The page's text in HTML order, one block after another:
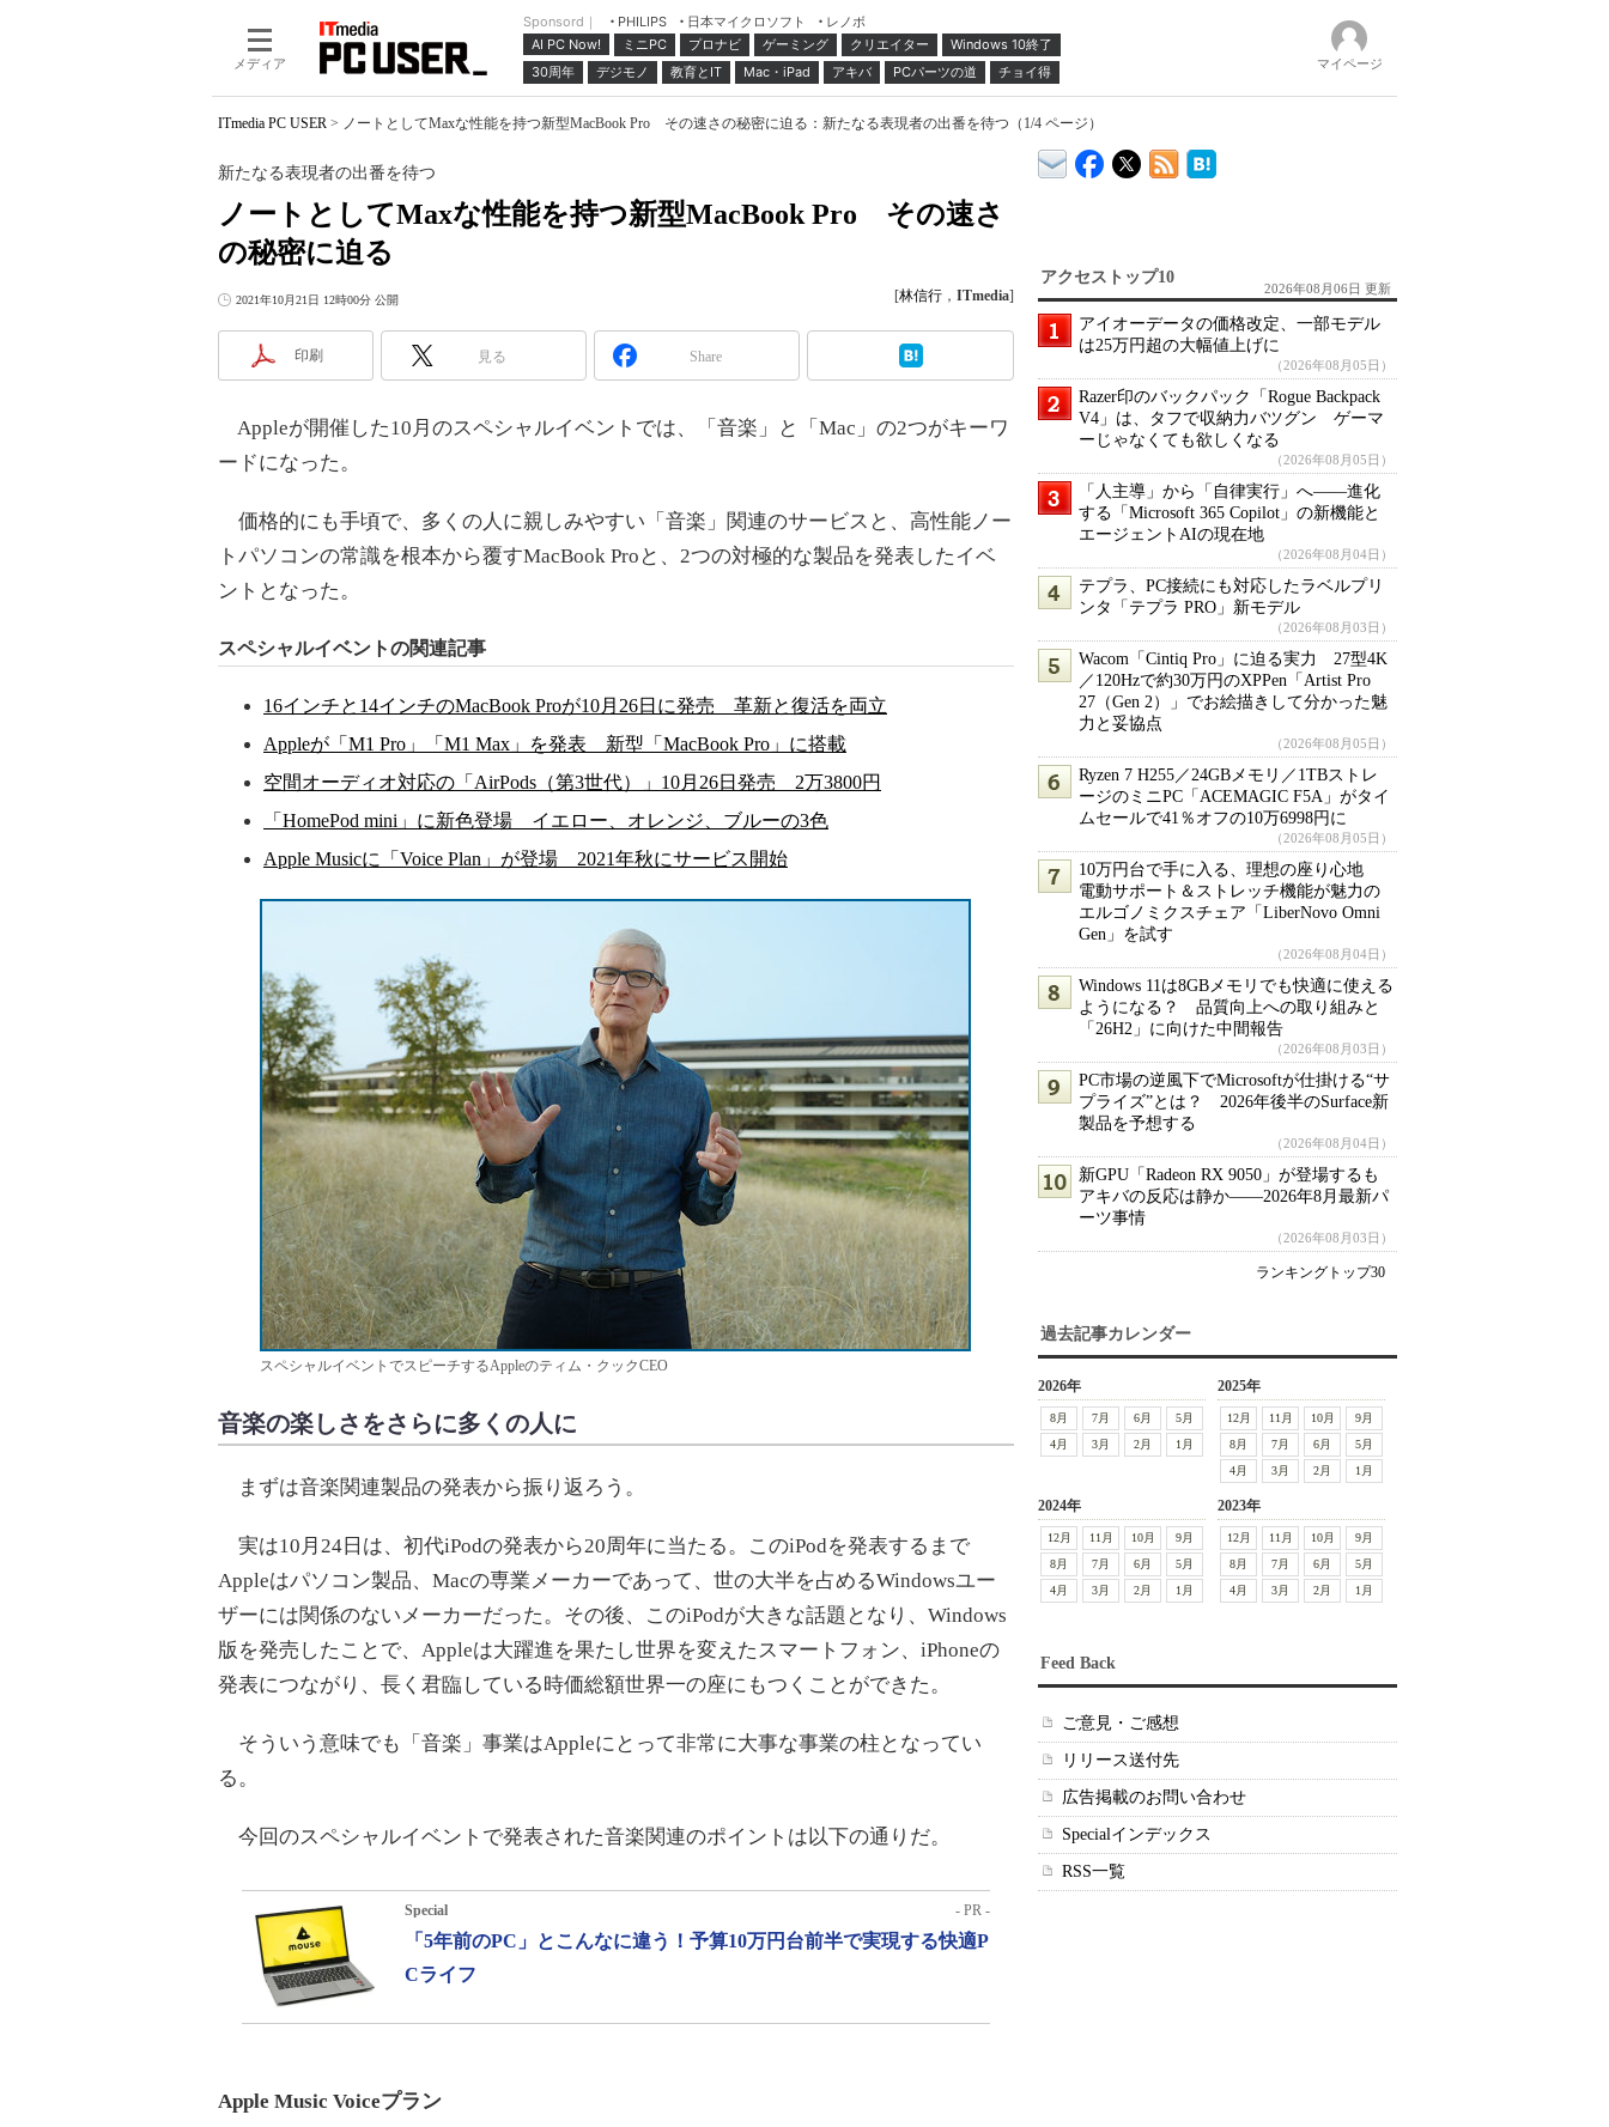
メディア
Sponsord｜ PHILIPS 日本マイクロソフト
レノボ
AI PC Now!
ミニPC プロナビ ゲーミング クリエイター
Windows 10終了
30周年
デジモノ 教育とIT Mac・iPad アキバ PCパーツの道 チョイ得 マイページ
ITmedia PC USER > ノートとしてMaxな性能を持つ新型MacBook Pro その速さの秘密に迫る：新たなる表現者の出番を待つ（1/4 ページ）
ノートとしてMaxな性能を持つ新型MacBook Pro その速さ
の秘密に迫る
新たなる表現者の出番を待つ
2021年10月21日 12時00分 公開 [林信行 ， ITmedia]
印刷 見る Share
Appleが開催した10月のスペシャルイベントでは、「音楽」と「Mac」の2つがキーワ
ードになった。
価格的にも手頃で、多くの人に親しみやすい「音楽」関連のサービスと、高性能ノー
トパソコンの常識を根本から覆すMacBook Proと、2つの対極的な製品を発表したイベ
ントとなった。
スペシャルイベントの関連記事
16インチと14インチのMacBook Proが10月26日に発売 革新と復活を両立
Appleが「M1 Pro」「M1 Max」を発表 新型「MacBook Pro」に搭載
空間オーディオ対応の「AirPods（第3世代）」10月26日発売 2万3800円
「HomePod mini」に新色登場 イエロー、オレンジ、ブルーの3色
Apple Musicに「Voice Plan」が登場 2021年秋にサービス開始
スペシャルイベントでスピーチするAppleのティム・クックCEO
音楽の楽しさをさらに多くの人に
まずは音楽関連製品の発表から振り返ろう。
実は10月24日は、初代iPodの発表から20周年に当たる。このiPodを発表するまで
Appleはパソコン製品、Macの専業メーカーであって、世の大半を占めるWindowsユー
ザーには関係のないメーカーだった。その後、このiPodが大きな話題となり、Windows
版を発売したことで、Appleは大躍進を果たし世界を変えたスマートフォン、iPhoneの
発表につながり、長く君臨している時価総額世界一の座にもつくことができた。
そういう意味でも「音楽」事業はAppleにとって非常に大事な事業の柱となってい
る。
今回のスペシャルイベントで発表された音楽関連のポイントは以下の通りだ。
Special - PR -
「5年前のPC」とこんなに違う！予算10万円台前半で実現する快適P
Cライフ
Apple Music Voiceプラン
アクセストップ10
2026年08月06日 更新
アイオーデータの価格改定、一部モデル
は25万円超の大幅値上げに
（2026年08月05日）
Razer印のバックパック「Rogue Backpack
V4」は、タフで収納力バツグン ゲーマ
ーじゃなくても欲しくなる
（2026年08月05日）
「人主導」から「自律実行」へ――進化
する「Microsoft 365 Copilot」の新機能と
エージェントAIの現在地
（2026年08月04日）
テプラ、PC接続にも対応したラベルプリ
ンタ「テプラ PRO」新モデル
（2026年08月03日）
Wacom「Cintiq Pro」に迫る実力 27型4K
／120Hzで約30万円のXPPen「Artist Pro
27（Gen 2）」でお絵描きして分かった魅
力と妥協点
（2026年08月05日）
Ryzen 7 H255／24GBメモリ／1TBストレ
ージのミニPC「ACEMAGIC F5A」がタイ
ムセールで41％オフの10万6998円に
（2026年08月05日）
10万円台で手に入る、理想の座り心地
電動サポート＆ストレッチ機能が魅力の
エルゴノミクスチェア「LiberNovo Omni
Gen」を試す
（2026年08月04日）
Windows 11は8GBメモリでも快適に使える
ようになる？ 品質向上への取り組みと
「26H2」に向けた中間報告
（2026年08月03日）
PC市場の逆風下でMicrosoftが仕掛ける“サ
プライズ”とは？ 2026年後半のSurface新
製品を予想する
（2026年08月04日）
新GPU「Radeon RX 9050」が登場するも
アキバの反応は静か――2026年8月最新パ
ーツ事情
（2026年08月03日）
ランキングトップ30
過去記事カレンダー
2026年
8月 7月 6月
5月
4月
3月 2月 1月
2025年
12月 11月 10月
9月
8月
7月 6月
5月
4月
3月 2月 1月
2024年
12月 11月 10月
9月
8月
7月 6月
5月
4月
3月 2月 1月
2023年
12月 11月 10月
9月
8月
7月 6月
5月
4月
3月 2月 1月
Feed Back
ご意見・ご感想
リリース送付先
広告掲載のお問い合わせ
Specialインデックス
RSS一覧